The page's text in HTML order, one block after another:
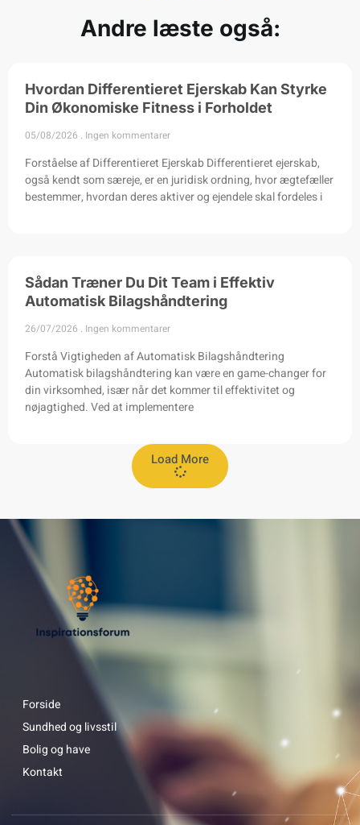
Andre læste også:
Hvordan Differentieret Ejerskab Kan Styrke
Din Økonomiske Fitness i Forholdet
05/08/2026 Ingen kommentarer
Forståelse af Differentieret Ejerskab Differentieret ejerskab,
også kendt som særeje, er en juridisk ordning, hvor ægtefæller
bestemmer, hvordan deres aktiver og ejendele skal fordeles i
Sådan Træner Du Dit Team i Effektiv
Automatisk Bilagshåndtering
26/07/2026 Ingen kommentarer
Forstå Vigtigheden af Automatisk Bilagshåndtering
Automatisk bilagshåndtering kan være en game-changer for
din virksomhed, især når det kommer til effektivitet og
nøjagtighed. Ved at implementere
Load More
Forside
Sundhed og livsstil
Bolig og have
Kontakt